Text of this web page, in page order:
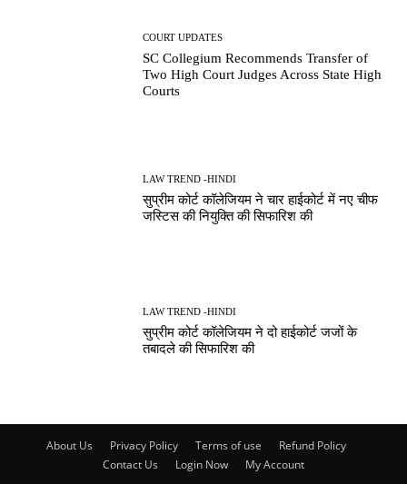
COURT UPDATES
SC Collegium Recommends Transfer of
Two High Court Judges Across State High
Courts
LAW TREND -HINDI
सुप्रीम कोर्ट कॉलेजियम ने चार हाईकोर्ट में नए चीफ
जस्टिस की नियुक्ति की सिफारिश की
LAW TREND -HINDI
सुप्रीम कोर्ट कॉलेजियम ने दो हाईकोर्ट जजों के
तबादले की सिफारिश की
About Us Privacy Policy Terms of use
Refund Policy
Contact Us
Login Now My Account